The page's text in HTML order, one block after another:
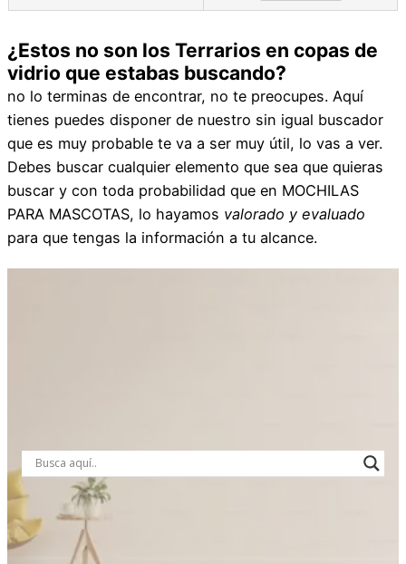
¿Estos no son los Terrarios en copas de
vidrio que estabas buscando?
no lo terminas de encontrar, no te preocupes. Aquí
tienes puedes disponer de nuestro sin igual buscador
que es muy probable te va a ser muy útil, lo vas a ver.
Debes buscar cualquier elemento que sea que quieras
buscar y con toda probabilidad que en MOCHILAS
PARA MASCOTAS, lo hayamos valorado y evaluado
para que tengas la información a tu alcance.